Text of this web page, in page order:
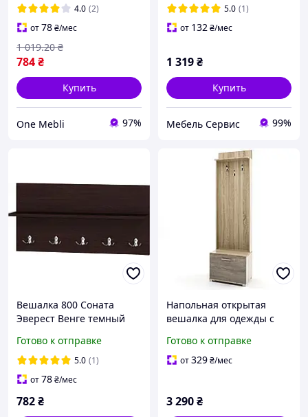
сонома для прихожей
4.0 (2)
от78₴/мес
784₴
1 019.20 ₴
Купить
One Mebli 97%
Эверест
5.0 (1)
от 132₴/мес
1 319₴
Купить
Мебель Сервис 99%
Вешалка 800 Соната
Эверест Венге темный
Готово к отправке
5.0 (1)
от78₴/мес
782₴
Напольная открытая
вешалка для одежды с
сонома + трюфель
60х38х210 см Эверест
Готово к отправке
от329₴/мес
3 290₴